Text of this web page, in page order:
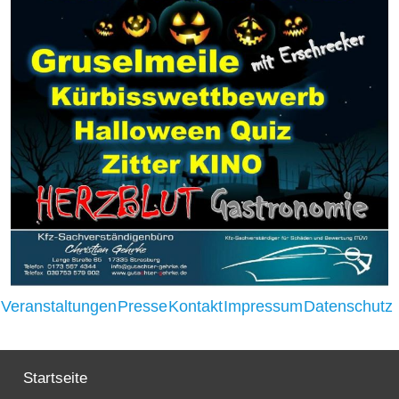
Strasburger Ehrenamtspreis „SBG“
Welcome to Strasburg (Uckermark)
Ласкаво просимо до Штрасбурга (Уккермарк)
مرحبًا بكم في شتراسبورغ (أوكرمارك)
Bine ați venit în Strasburg (Uckermark)
Online-Bewerbungen
Sprache/Language
VeranstaltungenPresseKontaktImpressumDatenschutz
Startseite